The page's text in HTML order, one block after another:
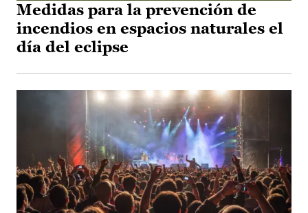
Medidas para la prevención de
incendios en espacios naturales el
día del eclipse